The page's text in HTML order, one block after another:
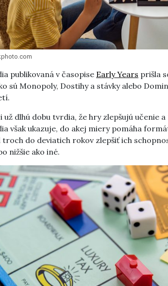
publikovaná v časopise Early Years prišla
sú Monopoly, Dostihy a stávky alebo
už dlhú dobu tvrdia, že hry zlepšujú
však ukazuje, do akej miery pomáha
troch do deviatich rokov zlepšiť ich
nižšie ako iné.